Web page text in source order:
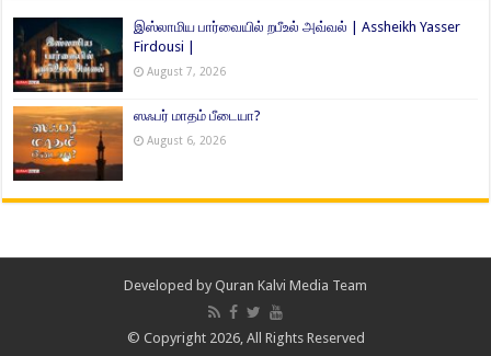
இஸ்லாமிய பார்வையில் றபீஉல் அவ்வல் | Assheikh Yasser
Firdousi |
August 7, 2026
ஸஃபர் மாதம் பீடையா?
August 6, 2026
Developed by Quran Kalvi Media Team
© Copyright 2026, All Rights Reserved